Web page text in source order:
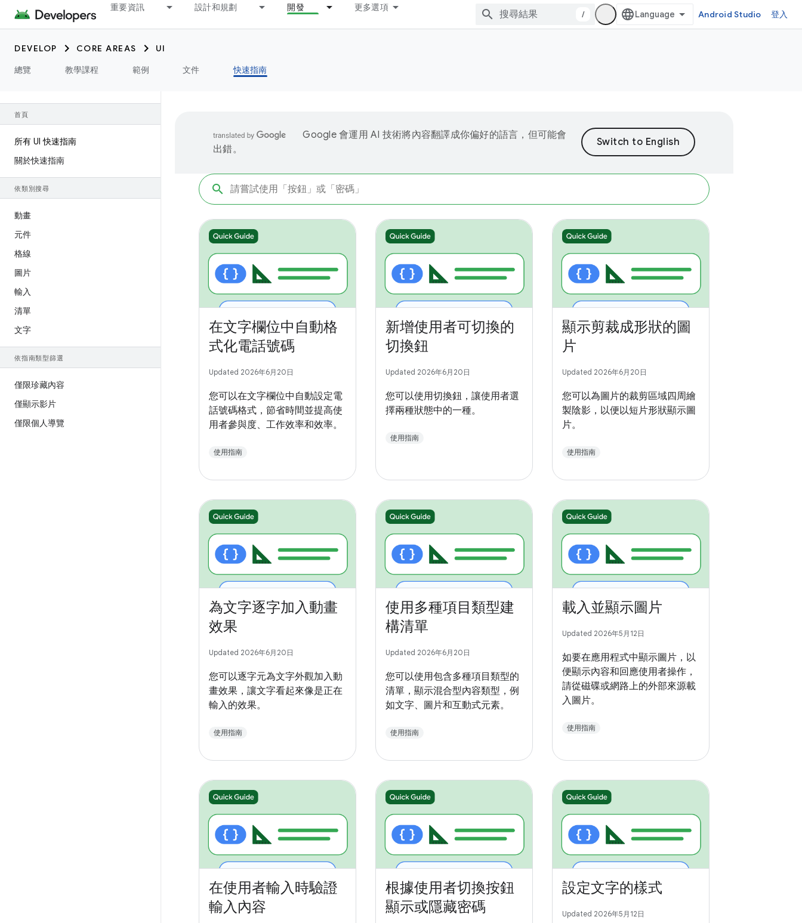
重要資訊 設計和規劃 開發 更多選項
/ Android Studio 登入
DEVELOP CORE AREAS
UI
總覽
教學課程 範例 文件 快速指南
首頁
所有 UI 快速指南
關於快速指南
依類別搜尋
動畫
元件
格線
圖片
輸入
清單
文字
依指南類型篩選
僅限珍藏內容
僅顯示影片
僅限個人導覽
Google 會運用 AI 技術將內容翻譯成你偏好的語言，但可能會
出錯。
在文字欄位中自動格
式化電話號碼
Updated 2026年6月20日
您可以在文字欄位中自動設定電
話號碼格式，節省時間並提高使
用者參與度、工作效率和效率。
使用指南
新增使用者可切換的
切換鈕
Updated 2026年6月20日
您可以使用切換鈕，讓使用者選
擇兩種狀態中的一種。
使用指南
顯示剪裁成形狀的圖
片
Updated 2026年6月20日
您可以為圖片的裁剪區域四周繪
製陰影，以便以短片形狀顯示圖
片。
使用指南
為文字逐字加入動畫
效果
Updated 2026年6月20日
您可以逐字元為文字外觀加入動
畫效果，讓文字看起來像是正在
輸入的效果。
使用指南
使用多種項目類型建
構清單
Updated 2026年6月20日
您可以使用包含多種項目類型的
清單，顯示混合型內容類型，例
如文字、圖片和互動式元素。
使用指南
載入並顯示圖片
Updated 2026年5月12日
如要在應用程式中顯示圖片，以
便顯示內容和回應使用者操作，
請從磁碟或網路上的外部來源載
入圖片。
使用指南
在使用者輸入時驗證
輸入內容
根據使用者切換按鈕
顯示或隱藏密碼
設定文字的樣式
Updated 2026年5月12日